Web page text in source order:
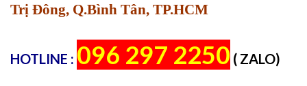
Trị Đông, Q.Bình Tân, TP.HCM
HOTLINE : 096 297 2250 ( ZALO)